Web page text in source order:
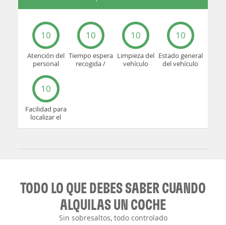
10
Atención del
personal
10
Tiempo espera
recogida /
10
Limpieza del
vehículo
10
Estado general
del vehículo
10
Facilidad para
localizar el
TODO LO QUE DEBES SABER CUANDO
ALQUILAS UN COCHE
Sin sobresaltos, todo controlado